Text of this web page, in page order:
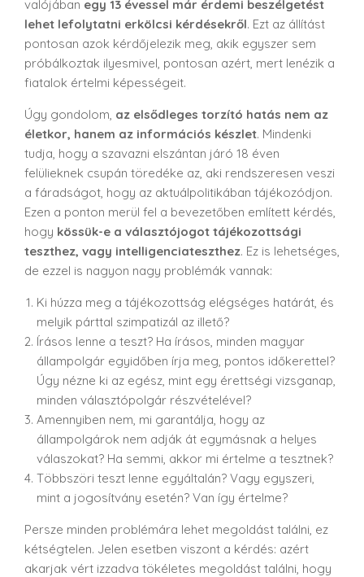
valójában egy 13 évessel már érdemi beszélgetést
lehet lefolytatni erkölcsi kérdésekről. Ezt az állítást
pontosan azok kérdőjelezik meg, akik egyszer sem
próbálkoztak ilyesmivel, pontosan azért, mert lenézik a
fiatalok értelmi képességeit.
Úgy gondolom, az elsődleges torzító hatás nem az
életkor, hanem az információs készlet. Mindenki
tudja, hogy a szavazni elszántan járó 18 éven
felülieknek csupán töredéke az, aki rendszeresen veszi
a fáradságot, hogy az aktuálpolitikában tájékozódjon.
Ezen a ponton merül fel a bevezetőben említett kérdés,
hogy kössük-e a választójogot tájékozottsági
teszthez, vagy intelligenciateszthez. Ez is lehetséges,
de ezzel is nagyon nagy problémák vannak:
Ki húzza meg a tájékozottság elégséges határát, és
melyik párttal szimpatizál az illető?
Írásos lenne a teszt? Ha írásos, minden magyar
állampolgár egyidőben írja meg, pontos időkerettel?
Úgy nézne ki az egész, mint egy érettségi vizsganap,
minden választópolgár részvételével?
Amennyiben nem, mi garantálja, hogy az
állampolgárok nem adják át egymásnak a helyes
válaszokat? Ha semmi, akkor mi értelme a tesztnek?
Többszöri teszt lenne egyáltalán? Vagy egyszeri,
mint a jogosítvány esetén? Van így értelme?
Persze minden problémára lehet megoldást találni, ez
kétségtelen. Jelen esetben viszont a kérdés: azért
akarjak vért izzadva tökéletes megoldást találni, hogy